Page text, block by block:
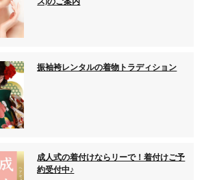
振袖袴レンタルの着物トラディション
成人式の着付けならリーで！着付けご予
約受付中♪